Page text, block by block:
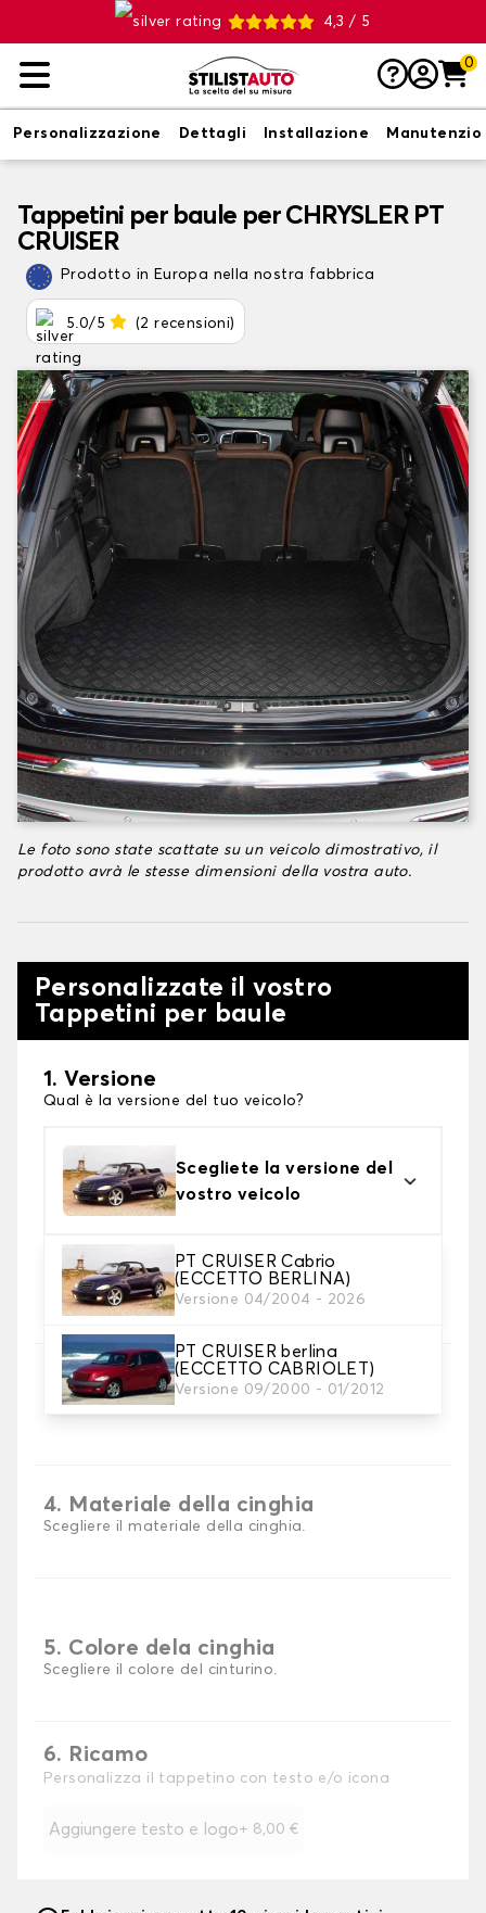
4,3 / 5
0
Personalizzazione Dettagli Installazione
Tappetini per baule per CHRYSLER PT
CRUISER
Prodotto in Europa nella nostra fabbrica
5.0/5 (2 recensioni)
Le foto sono state scattate su un veicolo dimostrativo, il
prodotto avrà le stesse dimensioni della vostra auto.
Personalizzate il vostro
Tappetini per baule
1. Versione
Qual è la versione del tuo veicolo?
Scegliete la versione del
vostro veicolo
PT CRUISER Cabrio
(ECCETTO BERLINA)
Versione 04/2004 - 2026
PT CRUISER berlina
(ECCETTO CABRIOLET)
Versione 09/2000 - 01/2012
2. Materiale
scegli il materiale del tappetini per baule
3. Colori dei tappetini
Scegli il materiale del tappetino baule.
4. Materiale della cinghia
Scegliere il materiale della cinghia.
5. Colore dela cinghia
Scegliere il colore del cinturino.
6. Ricamo
Personalizza il tappetino con testo e/o icona
Aggiungere testo e logo+ 8,00 €